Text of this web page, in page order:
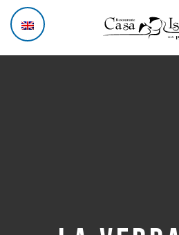
Skip
content
Post
navigation